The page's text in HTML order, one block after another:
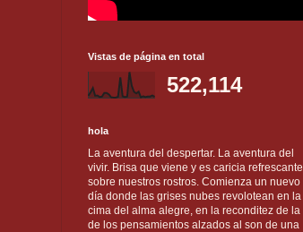
Vistas de página en total
522,114
hola
La aventura del despertar. La aventura del
vivir. Brisa que viene y es caricia refrescante
sobre nuestros rostros. Comienza un nuevo
día donde las grises nubes revolotean en la
cima del alma alegre, en la reconditez de la
de los pensamientos alzados al son de una